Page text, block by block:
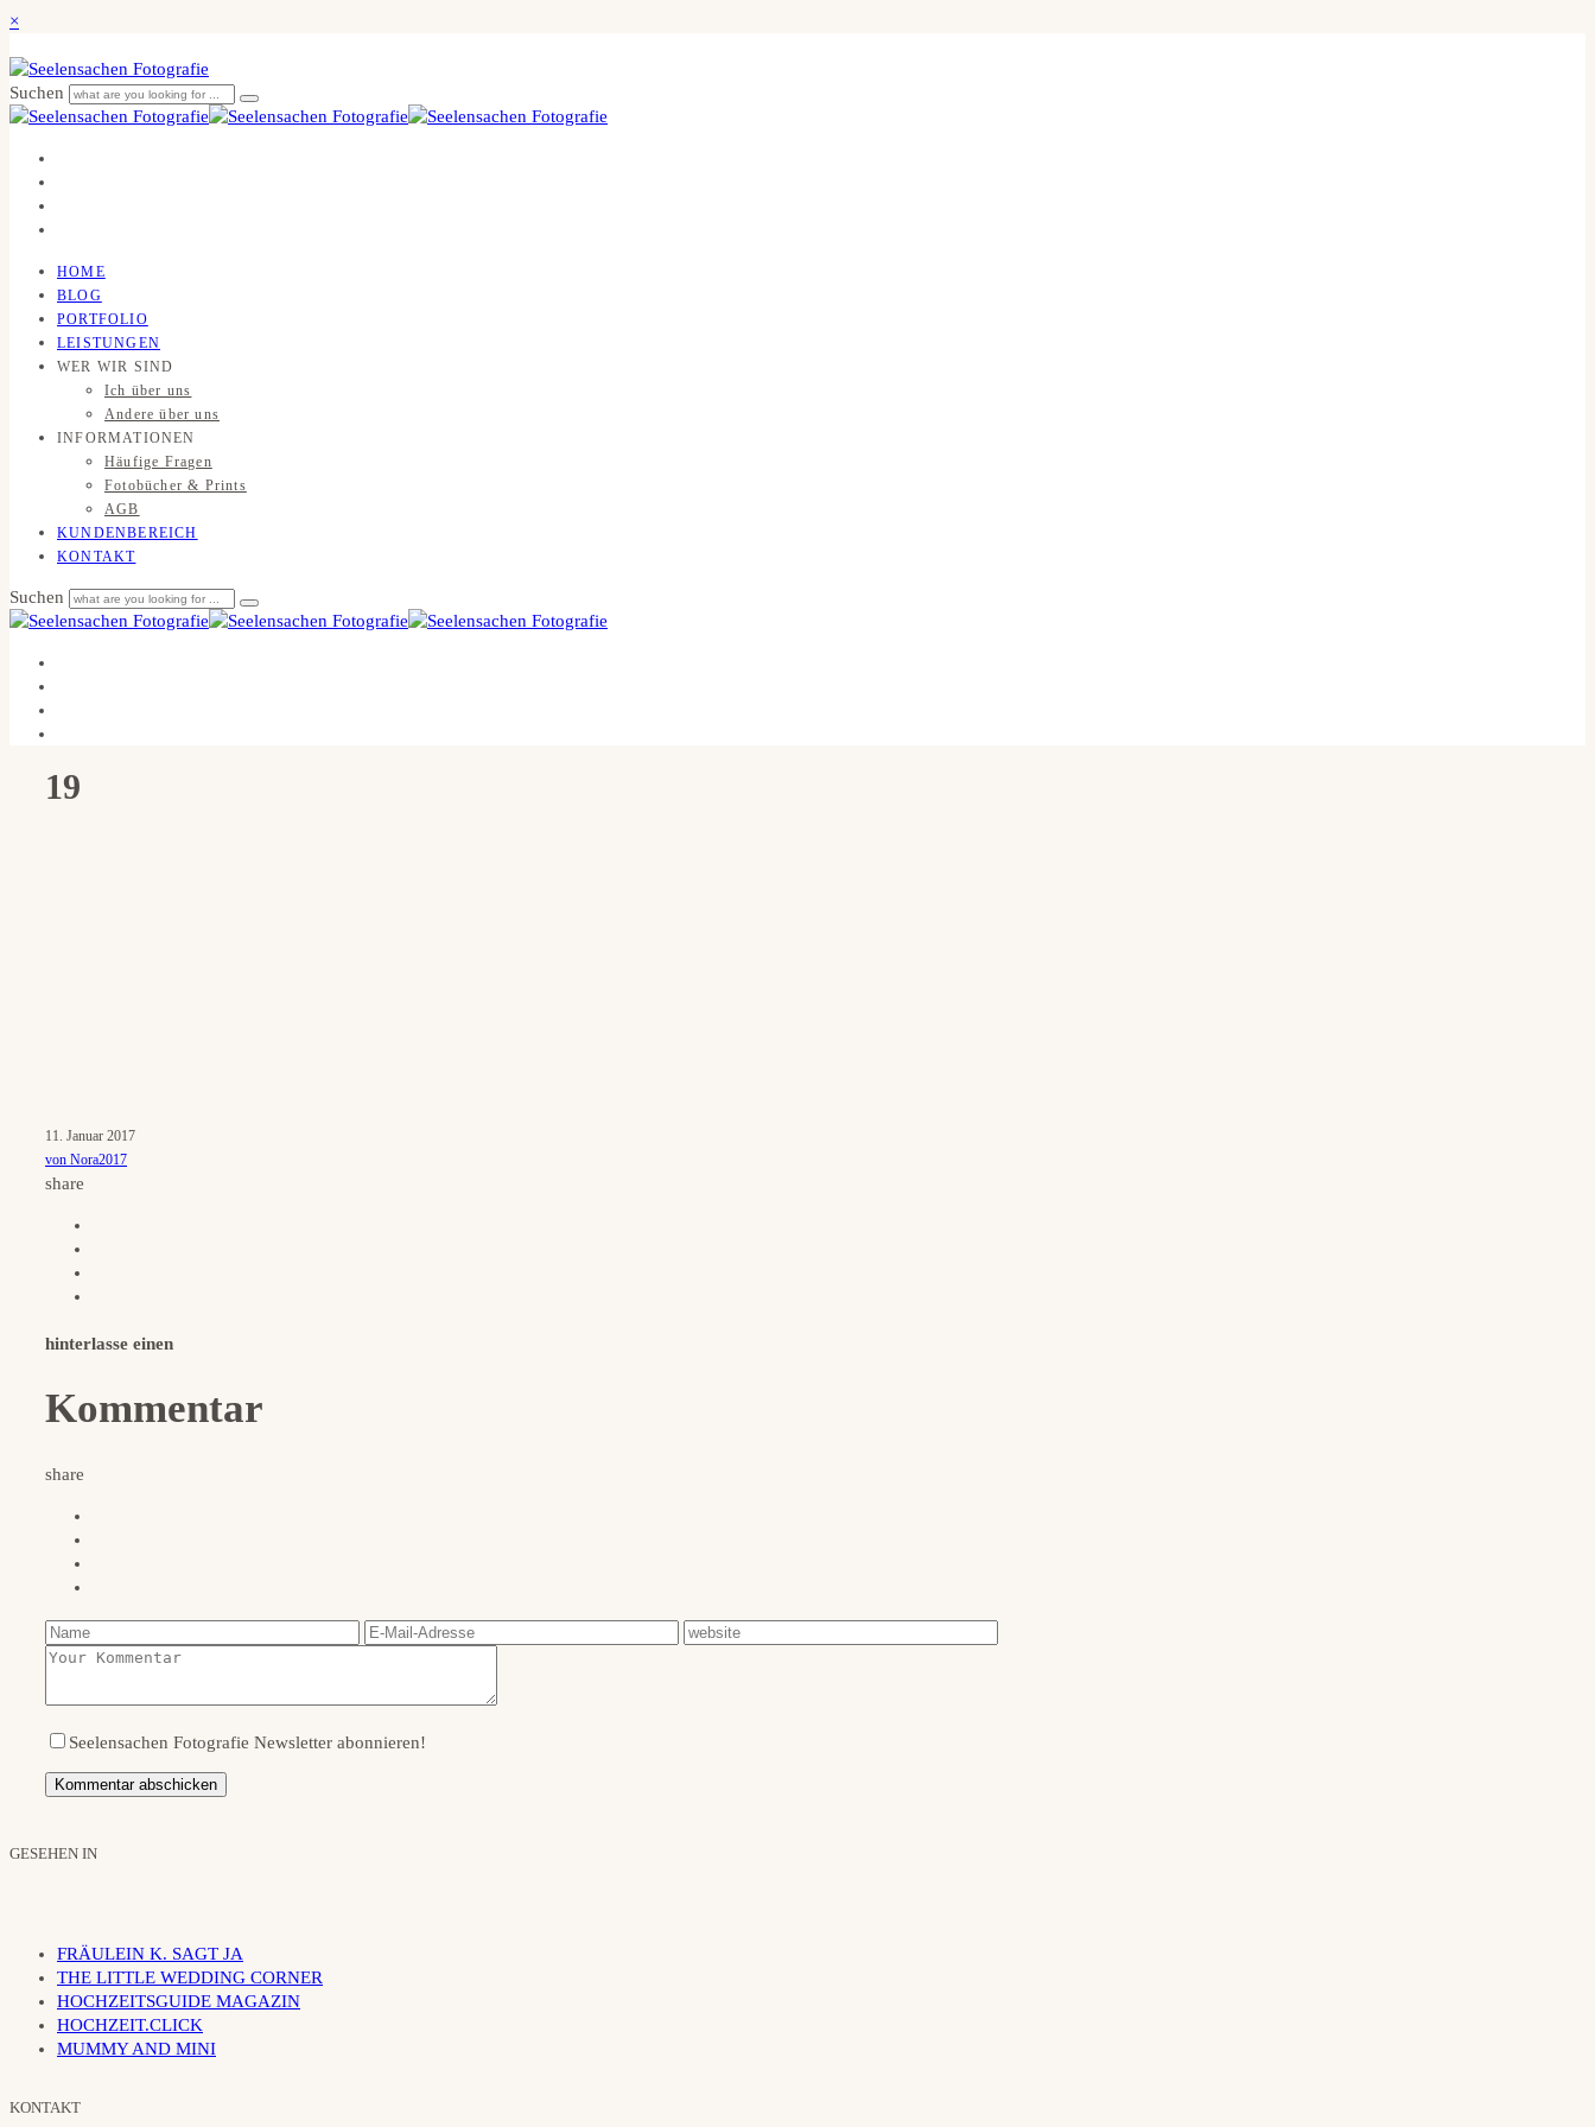
×
Suchen
HOME
BLOG
PORTFOLIO
LEISTUNGEN
WER WIR SIND
Ich über uns
Andere über uns
INFORMATIONEN
Häufige Fragen
Fotobücher & Prints
AGB
KUNDENBEREICH
KONTAKT
Suchen
19
11. Januar 2017
von Nora2017
share
hinterlasse einen
Kommentar
share
Seelensachen Fotografie Newsletter abonnieren!
GESEHEN IN
FRÄULEIN K. SAGT JA
THE LITTLE WEDDING CORNER
HOCHZEITSGUIDE MAGAZIN
HOCHZEIT.CLICK
MUMMY AND MINI
KONTAKT